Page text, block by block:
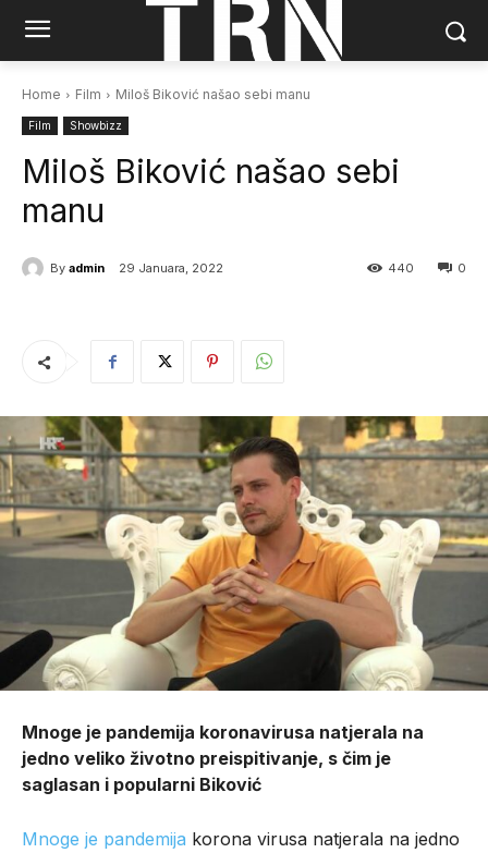
Home Film Miloš Biković našao sebi manu
Film Showbizz
Miloš Biković našao sebi
manu
By admin 29 Januara, 2022 0
440
Mnoge je pandemija koronavirusa natjerala na
jedno veliko životno preispitivanje, s čim je
saglasan i popularni Biković
Mnoge je pandemija korona virusa natjerala na jedno